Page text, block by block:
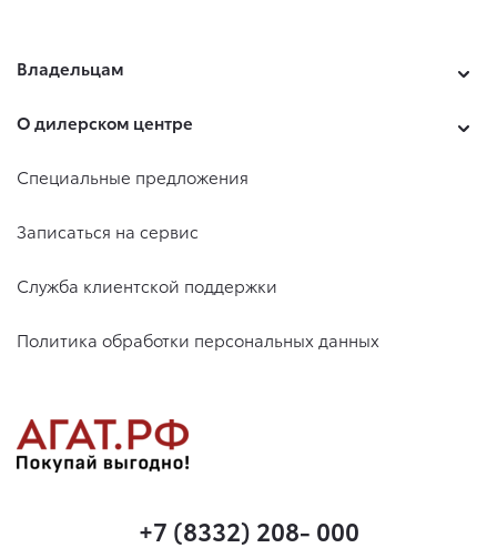
Владельцам
О дилерском центре
Специальные предложения
Записаться на сервис
Служба клиентской поддержки
Политика обработки персональных данных
+7 (8332) 208- 000